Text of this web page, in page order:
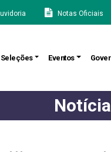
Notas Oficiais
Seleções Eventos
Notícia